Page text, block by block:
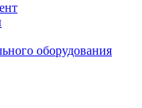
оборудования